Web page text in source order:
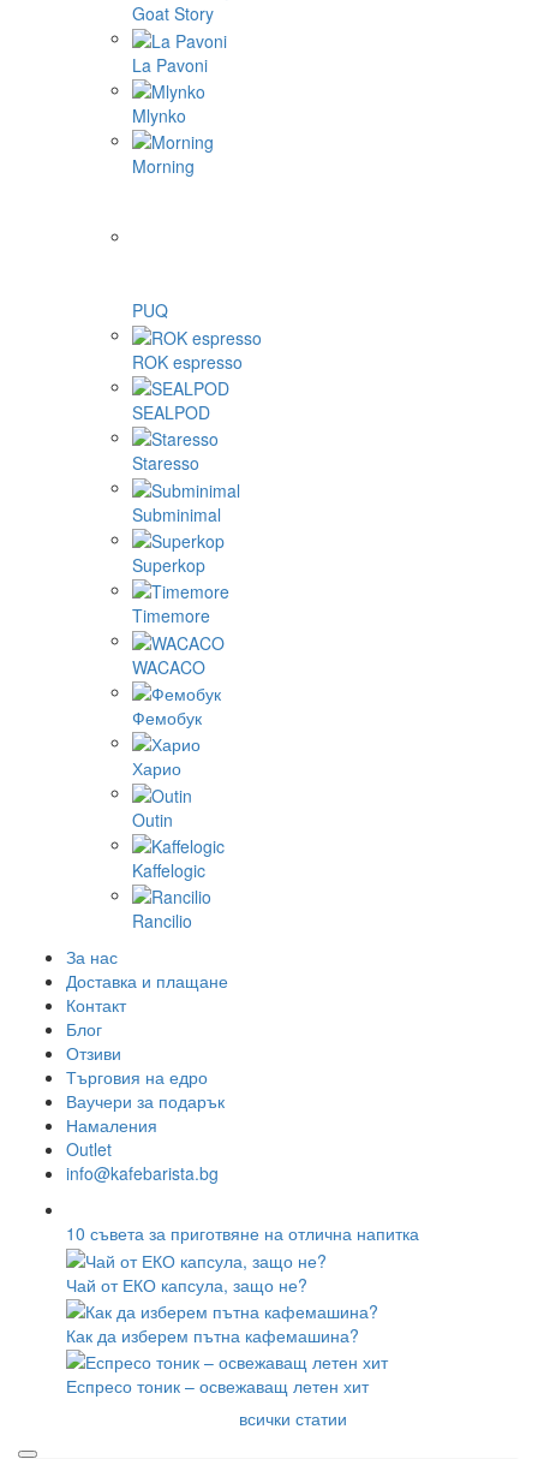
Goat Story
La Pavoni
Mlynko
Morning
PUQ
ROK espresso
SEALPOD
Staresso
Subminimal
Superkop
Timemore
WACACO
Фемобук
Харио
Outin
Kaffelogic
Rancilio
За нас
Доставка и плащане
Контакт
Блог
Отзиви
Търговия на едро
Ваучери за подарък
Намаления
Outlet
info@kafebarista.bg
10 съвета за приготвяне на отлична напитка
Чай от ЕКО капсула, защо не?
Как да изберем пътна кафемашина?
Еспресо тоник – освежаващ летен хит
всички статии